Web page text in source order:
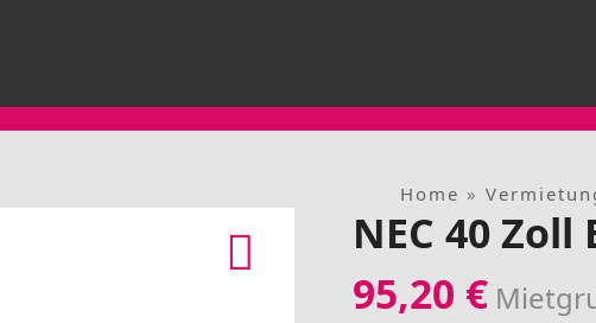
Home »
NEC 40
95,20 €